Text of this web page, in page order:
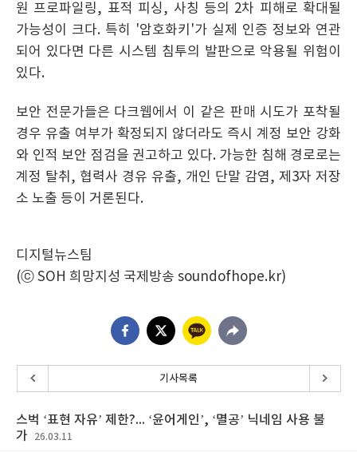
원 프로파일링, 표적 피싱, 사칭 등의 2차 피해로 확대될
가능성이 크다. 특히 '암호화키'가 실제 인증 정보와 연관
되어 있다면 다른 시스템 침투의 발판으로 악용될 위험이
있다.
보안 전문가들은 다크웹에서 이 같은 판매 시도가 포착될
경우 유출 여부가 확정되지 않더라도 즉시 계정 보안 강화
와 인적 보안 점검을 권고하고 있다. 가능한 침해 경로로는
계정 탈취, 협력사 경유 유출, 개인 단말 감염, 제3자 저장
소 노출 등이 거론된다.
디지털뉴스팀
(ⓒ SOH 희망지성 국제방송 soundofhope.kr)
기사목록
스벅 ‘표현 자유’ 제한?... ‘윤어게인’, ‘멸공’ 닉네임 사용 불
가
26.03.11